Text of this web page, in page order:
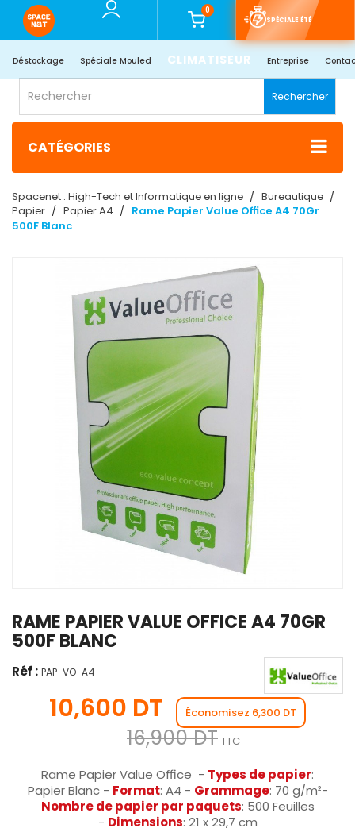
0
SPÉCIALE ÉTÉ
Déstockage Spéciale Mouled CLIMATISEUR Entreprise
Rechercher
CATÉGORIES
Spacenet : High-Tech et Informatique en ligne
Bureautique
Papier
Papier A4
Rame Papier Value Office A4 70Gr
500F Blanc
RAME PAPIER VALUE OFFICE A4 70GR
500F BLANC
Réf : PAP-VO-A4
10,600 DT Économisez 6,300 DT
16,900 DT TTC
Rame Papier Value Office - Types de papier:
Papier Blanc - Format: A4 - Grammage: 70 g/m²-
Nombre de papier par paquets: 500 Feuilles
- Dimensions: 21 x 29,7 cm